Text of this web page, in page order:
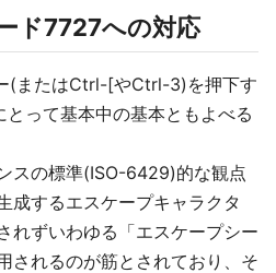
ド7727への対応
(またはCtrl-[やCtrl-3)を押下す
って基本中の基本ともよべる
スの標準(ISO-6429)的な観点
成するエスケープキャラクタ
れずいわゆる「エスケープシー
されるのが筋とされており、そ